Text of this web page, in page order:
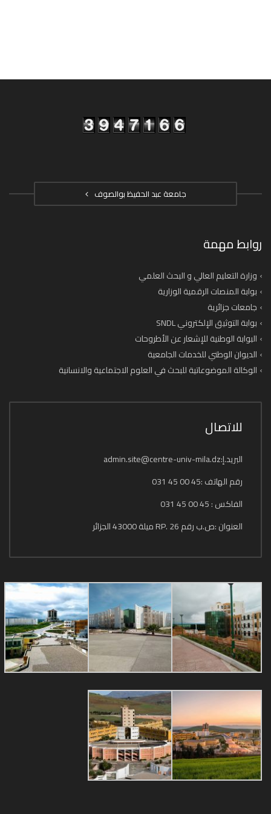
جامعة عبد الحفيظ بوالصوف
روابط مهمة
وزارة التعليم العالي و البحث العلمي
بوابة المنصات الرقمية الوزارية
جامعات جزائرية
بوابة التوثيق الإلكتروني SNDL
البوابة الوطنية للإشعار عن الأطروحات
الديوان الوطني للخدمات الجامعية
الوكالة الموضوعاتية للبحث في العلوم الاجتماعية والانسانية
للاتصال
البريد.إ:admin.site@centre-univ-mila.dz
رقم الهاتف :45 00 45 031
الفاكس : 45 00 45 031
العنوان :ص.ب رقم 26 .RP ميلة 43000 الجزائر